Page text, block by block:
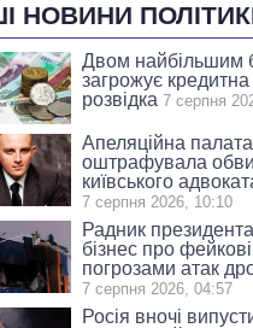
НОВИНИ
Двом найбільшим
загрожує
розвідка 7 серпня
Апеляційна палата
оштрафувала
київського
7 серпня 2026, 10:10
Радник
бізнес про
погрозами атак
7 серпня 2026, 04:57
Росія вночі